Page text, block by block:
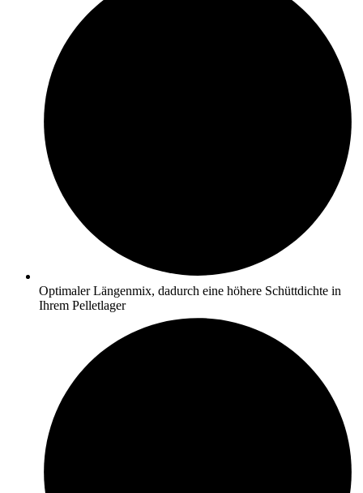
Optimaler Längenmix, dadurch eine höhere Schüttdichte in
Ihrem Pelletlager